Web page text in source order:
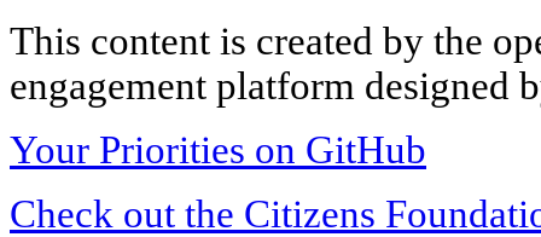
This content is created by the
engagement platform designed
Your Priorities on GitHub
Check out the Citizens